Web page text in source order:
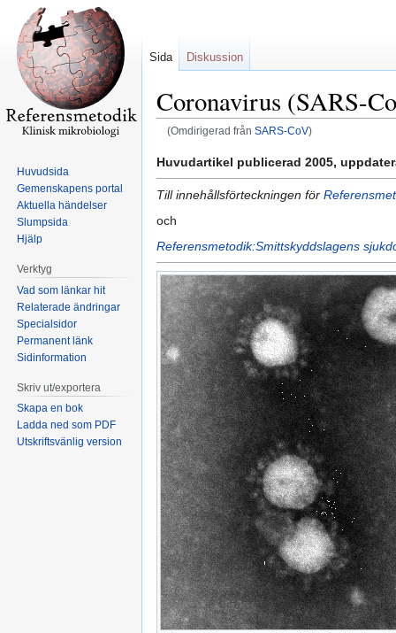
Coronavirus (SARS-
(Omdirigerad från SARS-CoV)
Hoppa
till
navigering
Hoppa
till
sök
Huvudartikel publicerad 2005,
Till innehållsförteckningen för
och
Referensmetodik:Smittskyddslagens
Sida Diskussion
Huvudsida
Gemenskapens portal
Aktuella händelser
Slumpsida
Hjälp
Verktyg
Vad som länkar hit
Relaterade ändringar
Specialsidor
Permanent länk
Sidinformation
Skriv ut/exportera
Skapa en bok
Ladda ned som PDF
Utskriftsvänlig version